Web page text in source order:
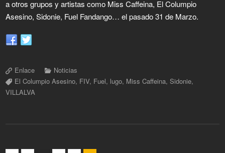
a otros grupos y artistas como Miss Caffeina, El Columpio
Asesino, Sidonie, Fuel Fandango… el pasado 31 de Marzo.
Enlace
Noticias
El Columpio Asesino, FIV, Fuel, lugo, Miss Caffeina,Sidonie,
VILLALVA